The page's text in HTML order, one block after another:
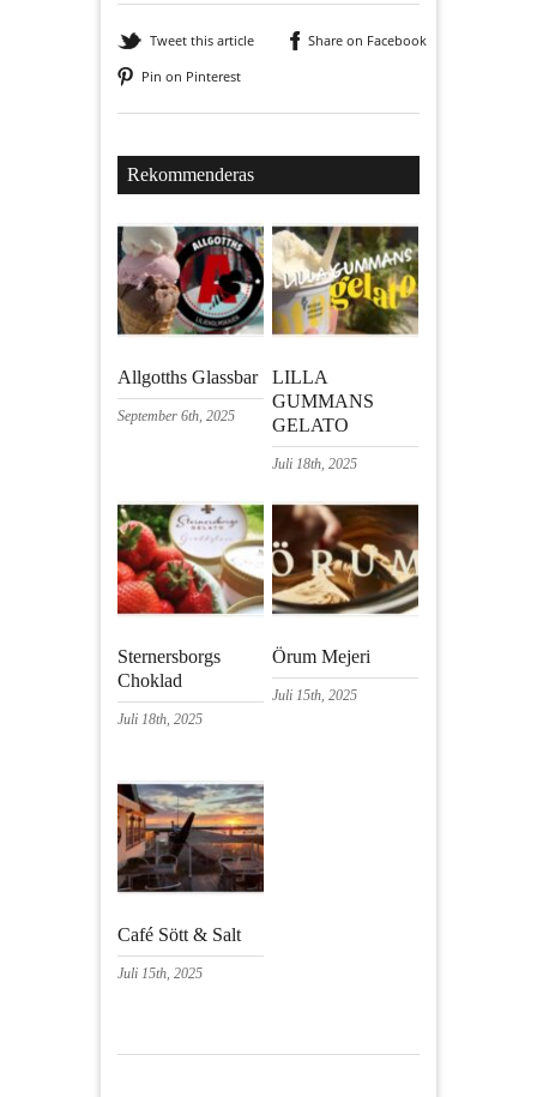
Tweet this article
Share on Facebook
Pin on Pinterest
Rekommenderas
Allgotths Glassbar
September 6th, 2025
LILLA
GUMMANS
GELATO
Juli 18th, 2025
Sternersborgs
Choklad
Juli 18th, 2025
Örum Mejeri
Juli 15th, 2025
Café Sött & Salt
Juli 15th, 2025